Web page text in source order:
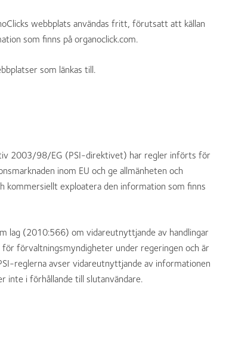
webbplats användas fritt, förutsatt att källan
som finns på organoclick.com.
som länkas till.
2003/98/EG (PSI-direktivet) har regler införts för
inom EU och ge allmänheten och
exploatera den information som finns
lag (2010:566) om vidareutnyttjande av handlingar
förvaltningsmyndigheter under regeringen och är
reglerna avser vidareutnyttjande av informationen
inte i förhållande till slutanvändare.